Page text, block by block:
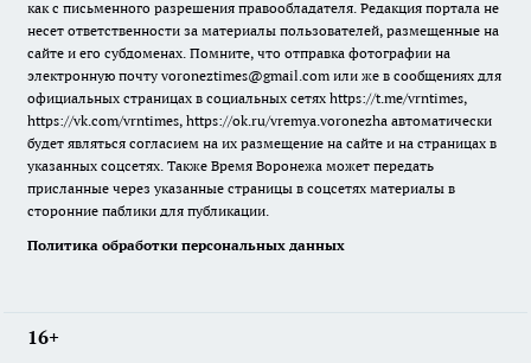
как с письменного разрешения правообладателя. Редакция портала не
несет ответственности за материалы пользователей, размещенные на
сайте и его субдоменах. Помните, что отправка фотографии на
электронную почту voroneztimes@gmail.com или же в сообщениях для
официальных страницах в социальных сетях https://t.me/vrntimes,
https://vk.com/vrntimes, https://ok.ru/vremya.voronezha автоматически
будет являться согласием на их размещение на сайте и на страницах в
указанных соцсетях. Также Время Воронежа может передать
присланные через указанные страницы в соцсетях материалы в
сторонние паблики для публикации.
Политика обработки персональных данных
16+